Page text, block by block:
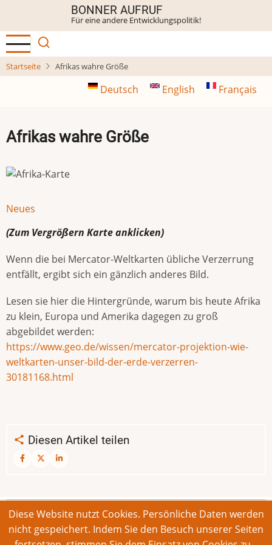
Inhalt
BONNER AUFRUF
Für eine andere Entwicklungspolitik!
Startseite Afrikas wahre Größe
Deutsch English Français
Afrikas wahre Größe
Neues
(Zum Vergrößern Karteanklicken)
Wenn die bei Mercator-Weltkarten übliche Verzerrung
entfällt, ergibt sich ein gänzlich anderes Bild.
Lesen sie hier die Hintergründe, warum bis heute Afrika
zu klein, Europa und Amerika dagegen zu groß
abgebildet werden:
https://www.geo.de/wissen/mercator-projektion-wie-
weltkarten-unser-bild-der-erde-verzerren-
30181168.html
Diesen Artikel teilen
© 2026 Bonner Aufruf. Alle Rechte vorbehalten.
Diese Website nutzt Cookies. Persönliche Daten werden
nicht gespeichert. Indem Sie den Besuch unserer Seiten